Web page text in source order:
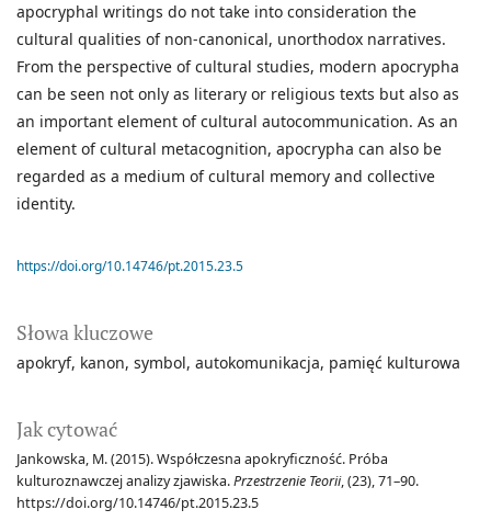
Słowa kluczowe
apokryf kanon symbol autokomunikacja pamięć kulturowa
Jak cytować
Jankowska, M. (2015). Współczesna apokryficzność. Próba
kulturoznawczej analizy zjawiska.Przestrzenie Teorii, (23), 71–90.
https://doi.org/10.14746/pt.2015.23.5
apocryphal writings do not take into consideration the
cultural qualities of non-canonical, unorthodox narratives.
From the perspective of cultural studies, modern apocrypha
can be seen not only as literary or religious texts but also as
an important element of cultural autocommunication. As an
element of cultural metacognition, apocrypha can also be
regarded as a medium of cultural memory and collective
identity.
https://doi.org/10.14746/pt.2015.23.5